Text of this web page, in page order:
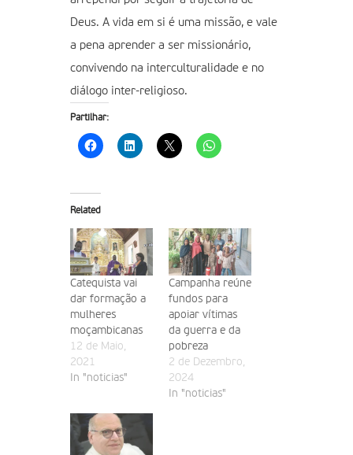
Deus. A vida em si é uma missão, e vale
a pena aprender a ser missionário,
convivendo na interculturalidade e no
diálogo inter-religioso.
Partilhar:
Related
Catequista vai
dar formação a
mulheres
moçambicanas
12 de Maio,
2021
In "noticias"
Campanha reúne
fundos para
apoiar vítimas
da guerra e da
pobreza
2 de Dezembro,
2024
In "noticias"